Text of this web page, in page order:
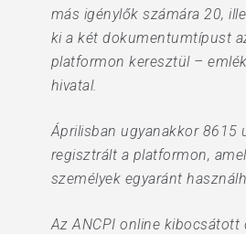
más igénylők számára 20,
ki a két dokumentumtípust
platformon keresztül –
hivatal.
Áprilisban ugyanakkor 8615
regisztrált a platformon,
személyek egyaránt
Az ANCPI online